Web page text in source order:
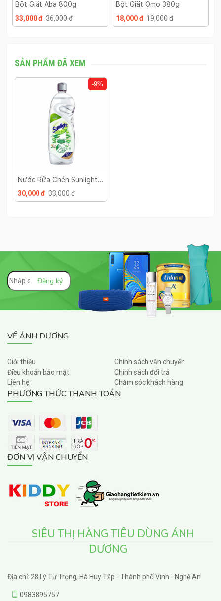
Bột Giặt Aba 800g
33,000 đ36,000 đ
Bột Giặt Omo 380g
18,000 đ19,000 đ
SẢN PHẨM ĐÃ XEM
-9%
Nước Rửa Chén Sunlight
Muối Khoáng Và Lô Hội -
Chai 750g
30,000 đ 33,000 đ
VỀ ÁNH DƯƠNG
Giới thiệu
Điều khoản bảo mật
Liên hệ
Chính sách vận chuyển
Chính sách đổi trả
Chăm sóc khách hàng
PHƯƠNG THỨC THANH TOÁN
ĐƠN VỊ VẬN CHUYỂN
SIÊU THỊ HÀNG TIÊU DÙNG ÁNH
DƯƠNG
Địa chỉ: 28 Lý Tự Trọng, Hà Huy Tập - Thành phố Vinh - Nghệ An
0983895757